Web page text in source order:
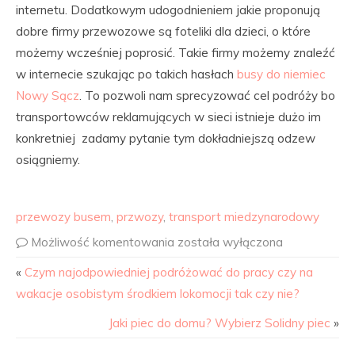
internetu. Dodatkowym udogodnieniem jakie proponują
dobre firmy przewozowe są foteliki dla dzieci, o które
możemy wcześniej poprosić. Takie firmy możemy znaleźć
w internecie szukając po takich hasłach busy do niemiec
Nowy Sącz. To pozwoli nam sprecyzować cel podróży bo
transportowców reklamujących w sieci istnieje dużo im
konkretniej zadamy pytanie tym dokładniejszą odzew
osiągniemy.
przewozy busem, przwozy, transport miedzynarodowy
Możliwość komentowania została wyłączona
« Czym najodpowiedniej podróżować do pracy czy na
wakacje osobistym środkiem lokomocji tak czy nie?
Jaki piec do domu? Wybierz Solidny piec »